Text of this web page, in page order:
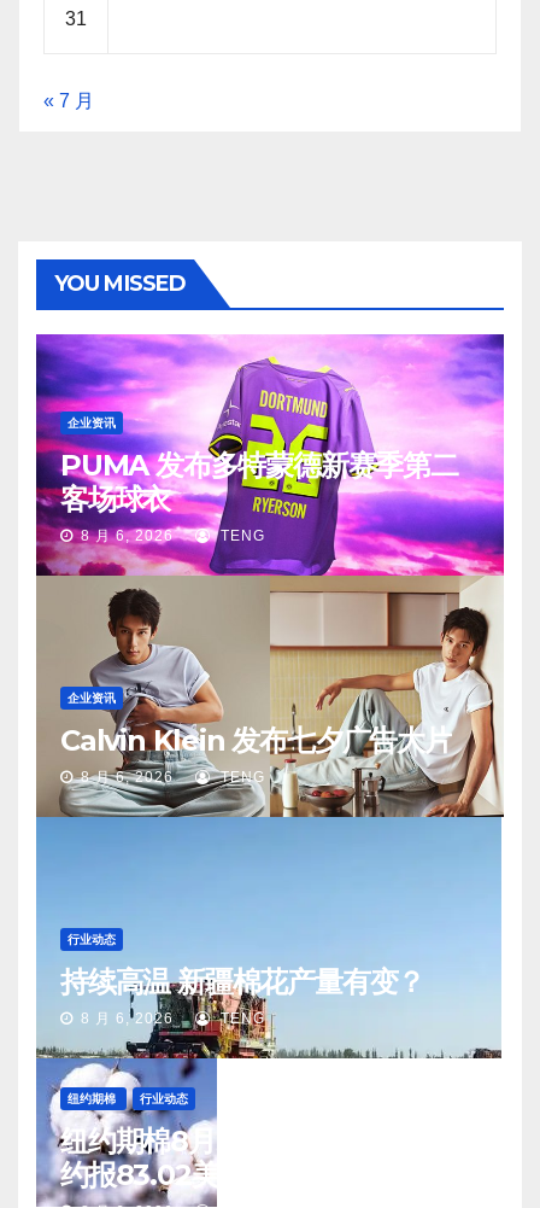
31
« 7 月
YOU MISSED
企业资讯
PUMA 发布多特蒙德新赛季第二
客场球衣
8 月 6, 2026 TENG
企业资讯
Calvin Klein 发布七夕广告大片
8 月 6, 2026 TENG
行业动态
持续高温 新疆棉花产量有变？
8 月 6, 2026 TENG
纽约期棉 行业动态
纽约期棉8月5日(周三)收涨12月合
约报83.02美分/磅